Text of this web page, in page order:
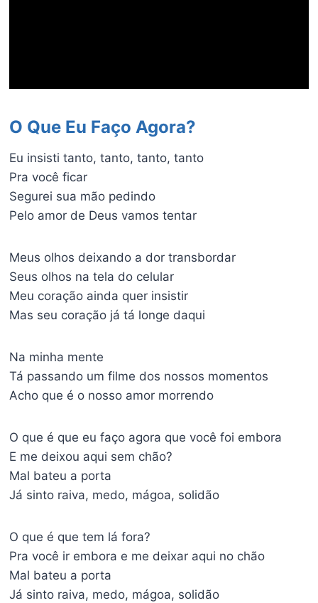
O Que Eu Faço Agora?
Eu insisti tanto, tanto, tanto, tanto
Pra você ficar
Segurei sua mão pedindo
Pelo amor de Deus vamos tentar
Meus olhos deixando a dor transbordar
Seus olhos na tela do celular
Meu coração ainda quer insistir
Mas seu coração já tá longe daqui
Na minha mente
Tá passando um filme dos nossos momentos
Acho que é o nosso amor morrendo
O que é que eu faço agora que você foi embora
E me deixou aqui sem chão?
Mal bateu a porta
Já sinto raiva, medo, mágoa, solidão
O que é que tem lá fora?
Pra você ir embora e me deixar aqui no chão
Mal bateu a porta
Já sinto raiva, medo, mágoa, solidão